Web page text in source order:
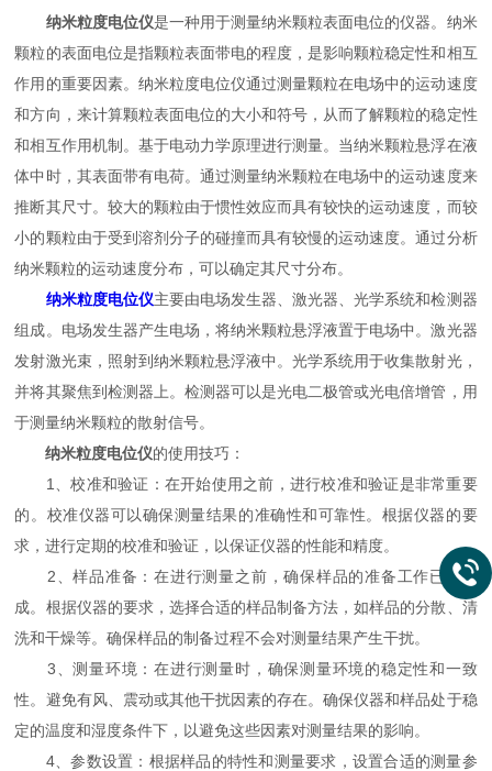
纳米粒度电位仪是一种用于测量纳米颗粒表面电位的仪器。纳米
颗粒的表面电位是指颗粒表面带电的程度，是影响颗粒稳定性和相互
作用的重要因素。纳米粒度电位仪通过测量颗粒在电场中的运动速度
和方向，来计算颗粒表面电位的大小和符号，从而了解颗粒的稳定性
和相互作用机制。基于电动力学原理进行测量。当纳米颗粒悬浮在液
体中时，其表面带有电荷。通过测量纳米颗粒在电场中的运动速度来
推断其尺寸。较大的颗粒由于惯性效应而具有较快的运动速度，而较
小的颗粒由于受到溶剂分子的碰撞而具有较慢的运动速度。通过分析
纳米颗粒的运动速度分布，可以确定其尺寸分布。
纳米粒度电位仪主要由电场发生器、激光器、光学系统和检测器
组成。电场发生器产生电场，将纳米颗粒悬浮液置于电场中。激光器
发射激光束，照射到纳米颗粒悬浮液中。光学系统用于收集散射光，
并将其聚焦到检测器上。检测器可以是光电二极管或光电倍增管，用
于测量纳米颗粒的散射信号。
纳米粒度电位仪的使用技巧：
1、校准和验证：在开始使用之前，进行校准和验证是非常重要
的。校准仪器可以确保测量结果的准确性和可靠性。根据仪器的要
求，进行定期的校准和验证，以保证仪器的性能和精度。
2、样品准备：在进行测量之前，确保样品的准备工作已经完
成。根据仪器的要求，选择合适的样品制备方法，如样品的分散、清
洗和干燥等。确保样品的制备过程不会对测量结果产生干扰。
3、测量环境：在进行测量时，确保测量环境的稳定性和一致
性。避免有风、震动或其他干扰因素的存在。确保仪器和样品处于稳
定的温度和湿度条件下，以避免这些因素对测量结果的影响。
4、参数设置：根据样品的特性和测量要求，设置合适的测量参